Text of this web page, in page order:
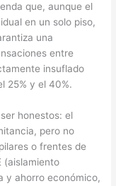
que, aunque el
en un solo piso,
una
entre
insuflado
25% y el 40%.
honestos: el
pero no
o frentes de
(aislamiento
y ahorro económico,